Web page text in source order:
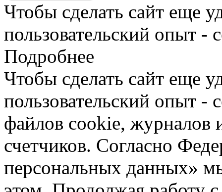
Чтобы сделать сайт еще
пользовательский опыт -
Подробнее
Чтобы сделать сайт еще
пользовательский опыт
файлов cookie, журналов
счетчиков. Согласно
персональных данных»